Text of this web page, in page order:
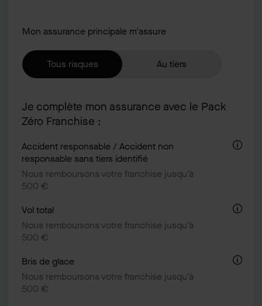
Mon assurance principale m'assure
Tous risques Au tiers
Je complète mon assurance avec le Pack
Zéro Franchise :
Accident responsable / Accident non
responsable sans tiers identifié
Nous remboursons votre franchise jusqu’à
500 €
Vol total
Nous remboursons votre franchise jusqu’à
500 €
Bris de glace
Nous remboursons votre franchise jusqu’à
500 €